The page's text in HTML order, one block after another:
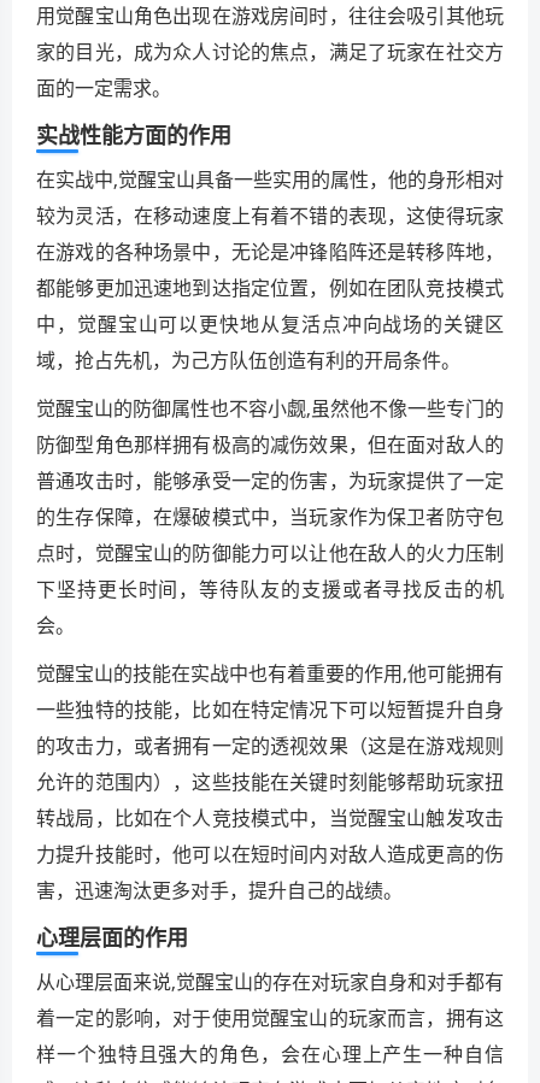
用觉醒宝山角色出现在游戏房间时，往往会吸引其他玩
家的目光，成为众人讨论的焦点，满足了玩家在社交方
面的一定需求。
实战性能方面的作用
在实战中,觉醒宝山具备一些实用的属性，他的身形相对
较为灵活，在移动速度上有着不错的表现，这使得玩家
在游戏的各种场景中，无论是冲锋陷阵还是转移阵地，
都能够更加迅速地到达指定位置，例如在团队竞技模式
中，觉醒宝山可以更快地从复活点冲向战场的关键区
域，抢占先机，为己方队伍创造有利的开局条件。
觉醒宝山的防御属性也不容小觑,虽然他不像一些专门的
防御型角色那样拥有极高的减伤效果，但在面对敌人的
普通攻击时，能够承受一定的伤害，为玩家提供了一定
的生存保障，在爆破模式中，当玩家作为保卫者防守包
点时，觉醒宝山的防御能力可以让他在敌人的火力压制
下坚持更长时间，等待队友的支援或者寻找反击的机
会。
觉醒宝山的技能在实战中也有着重要的作用,他可能拥有
一些独特的技能，比如在特定情况下可以短暂提升自身
的攻击力，或者拥有一定的透视效果（这是在游戏规则
允许的范围内），这些技能在关键时刻能够帮助玩家扭
转战局，比如在个人竞技模式中，当觉醒宝山触发攻击
力提升技能时，他可以在短时间内对敌人造成更高的伤
害，迅速淘汰更多对手，提升自己的战绩。
心理层面的作用
从心理层面来说,觉醒宝山的存在对玩家自身和对手都有
着一定的影响，对于使用觉醒宝山的玩家而言，拥有这
样一个独特且强大的角色，会在心理上产生一种自信